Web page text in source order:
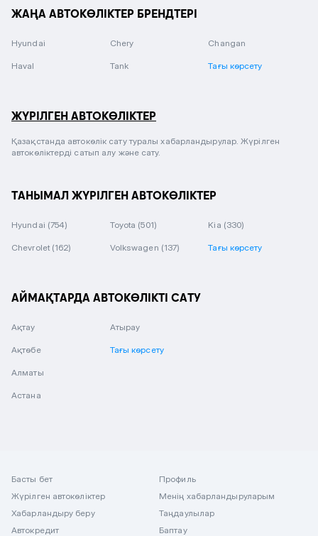
ЖАҢА АВТОКӨЛІКТЕР БРЕНДТЕРІ
Hyundai Chery Changan
Haval Tank Тағы көрсету
ЖҮРІЛГЕН АВТОКӨЛІКТЕР
Қазақстанда автокөлік сату туралы хабарландырулар. Жүрілген
автокөліктерді сатып алу және сату.
ТАНЫМАЛ ЖҮРІЛГЕН АВТОКӨЛІКТЕР
Hyundai (754) Toyota (501) Kia (330)
Chevrolet (162) Volkswagen (137) Тағы көрсету
АЙМАҚТАРДА АВТОКӨЛІКТІ САТУ
Ақтау
Ақтөбе
Алматы
Астана
Атырау
Тағы көрсету
Басты бет
Жүрілген автокөліктер
Хабарландыру беру
Автокредит
Профиль
Менің хабарландыруларым
Таңдаулылар
Баптау